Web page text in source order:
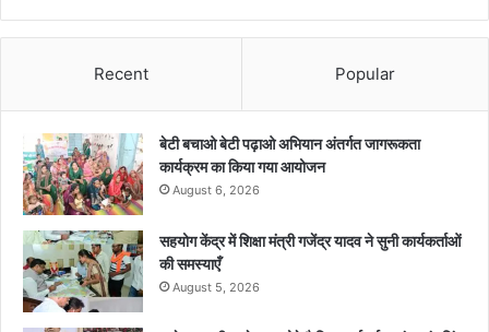
Recent Popular
बेटी बचाओ बेटी पढ़ाओ अभियान अंतर्गत जागरूकता
कार्यक्रम का किया गया आयोजन
August 6, 2026
सहयोग केंद्र में शिक्षा मंत्री गजेंद्र यादव ने सुनी कार्यकर्ताओं
की समस्याएँ
August 5, 2026